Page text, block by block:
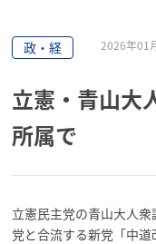
政・経 2026年01
立憲・青山大
所属で
立憲民主党の青山大人
党と合流する新党「中